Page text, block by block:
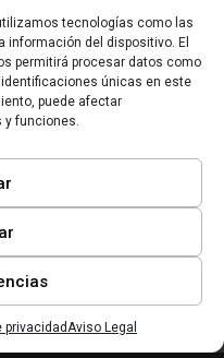
tecnologías como las
información del dispositivo. El
permitirá procesar datos como
únicas en este
puede afectar
funciones.
privacidadAviso Legal
Perfil